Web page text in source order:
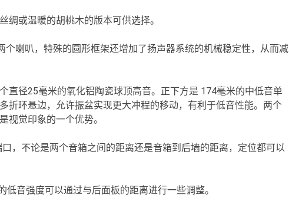
绸或温暖的胡桃木的版本可供选择。
个喇叭，特殊的圆形框架还增加了扬声器系统的机械稳定性，从而减
直径25毫米的氧化铝陶瓷球顶高音。正下方是 174毫米的中低音单
折环悬边，允许振盆实现更大冲程的移动，有利于低音性能。两个
视觉印象的一个优势。
，不论是两个音箱之间的距离还是音箱到后墙的距离，定位都可以
低音强度可以通过与后面板的距离进行一些调整。